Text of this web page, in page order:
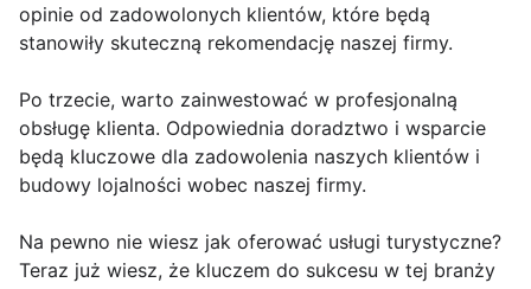
opinie od zadowolonych klientów, które będą
stanowiły skuteczną rekomendację naszej firmy.
Po trzecie, warto zainwestować w profesjonalną
obsługę klienta. Odpowiednia doradztwo i wsparcie
będą kluczowe dla zadowolenia naszych klientów i
budowy lojalności wobec naszej firmy.
Na pewno nie wiesz jak oferować usługi turystyczne?
Teraz już wiesz, że kluczem do sukcesu w tej branży